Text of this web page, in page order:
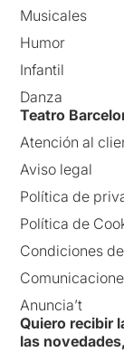
Musicales
Humor
Infantil
Danza
Teatro
Atención al
Aviso legal
Política de
Política de
Condiciones
Anuncia’t
Quiero recibir
las